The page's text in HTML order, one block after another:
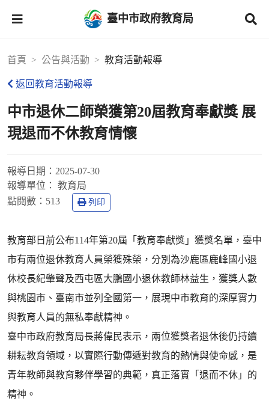
臺中市政府教育局
首頁 公告與活動 教育活動報導
返回教育活動報導
中市退休二師榮獲第20屆教育奉獻獎 展
現退而不休教育情懷
報導日期： 2025-07-30
報導單位：
教育局
點閱數： 513 列印
教育部日前公布114年第20屆「教育奉獻獎」獲獎名單，臺中
市有兩位退休教育人員榮獲殊榮，分別為沙鹿區鹿峰國小退
休校長紀肇聲及西屯區大鵬國小退休教師林益生，獲獎人數
與桃園市、臺南市並列全國第一，展現中市教育的深厚實力
與教育人員的無私奉獻精神。
臺中市政府教育局長蔣偉民表示，兩位獲獎者退休後仍持續
耕耘教育領域，以實際行動傳遞對教育的熱情與使命感，是
青年教師與教育夥伴學習的典範，真正落實「退而不休」的
精神。